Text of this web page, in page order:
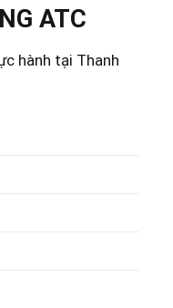
ATC
hành tại Thanh